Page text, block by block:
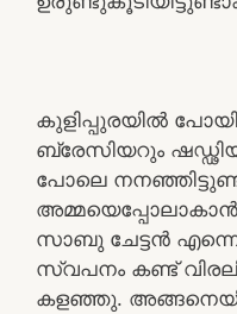
കുളിപ്പുരയിൽ
ബ്രേസിയറും
പോലെ
സാബു ചേട്ടൻ
സ്വപനം കണ്ട്
കളഞ്ഞു.